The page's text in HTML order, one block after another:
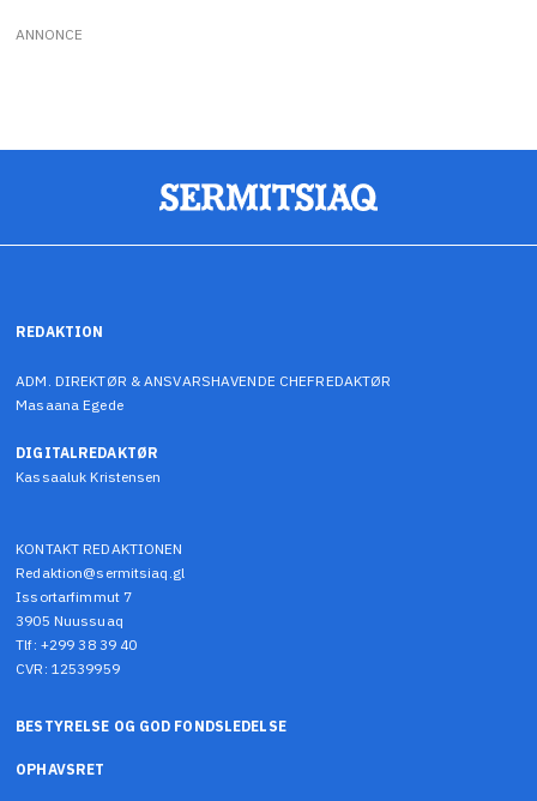
ANNONCE
REDAKTION
ADM. DIREKTØR & ANSVARSHAVENDE CHEFREDAKTØR
Masaana Egede
DIGITALREDAKTØR
Kassaaluk Kristensen
KONTAKT REDAKTIONEN
Redaktion@sermitsiaq.gl
Issortarfimmut 7
3905 Nuussuaq
Tlf: +299 38 39 40
CVR: 12539959
BESTYRELSE OG GOD FONDSLEDELSE
OPHAVSRET